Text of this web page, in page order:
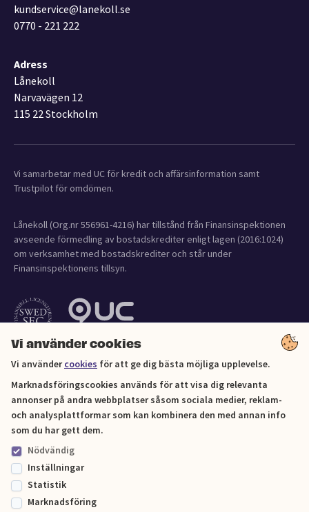
Vi använder cookies
Vi användercookies för att ge dig bästa möjliga upplevelse.
Marknadsföringscookies används för att visa dig relevanta
annonser på andra webbplatser såsom sociala medier, reklam-
och analysplattformar som kan kombinera den med annan info
som du har gett dem.
Nödvändig
Inställningar
Statistik
Marknadsföring
kundservice@lanekoll.se
0770 - 221 222
Adress
Lånekoll
Narvavägen 12
115 22 Stockholm
Vi samarbetar med UC för kredit och affärsinformation samt
Trustpilot för omdömen.
Lånekoll (Org.nr 556961-4216) har tillstånd från Finansinspektionen
avseende förmedling av bostadskrediter enligt lagen (2016:1024)
om verksamhet med bostadskrediter och står under
Finansinspektionens tillsyn.
Cookies
Sitemap
© Lånekoll 2026